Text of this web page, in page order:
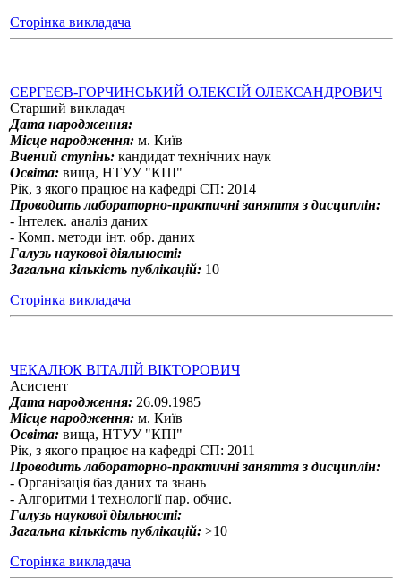
Сторінка викладача
СЕРГЕЄВ-ГОРЧИНСЬКИЙ ОЛЕКСІЙ ОЛЕКСАНДРОВИЧ
Старший викладач
Дата народження:
Місце народження: м. Київ
Вчений ступінь: кандидат технічних наук
Освіта: вища, НТУУ "КПІ"
Рік, з якого працює на кафедрі СП: 2014
Проводить лабораторно-практичні заняття з дисциплін:
- Інтелек. аналіз даних
- Комп. методи інт. обр. даних
Галузь наукової діяльності:
Загальна кількість публікацій: 10
Сторінка викладача
ЧЕКАЛЮК ВІТАЛІЙ ВІКТОРОВИЧ
Асистент
Дата народження: 26.09.1985
Місце народження: м. Київ
Освіта: вища, НТУУ "КПІ"
Рік, з якого працює на кафедрі СП: 2011
Проводить лабораторно-практичні заняття з дисциплін:
- Організація баз даних та знань
- Алгоритми і технології пар. обчис.
Галузь наукової діяльності:
Загальна кількість публікацій: >10
Сторінка викладача